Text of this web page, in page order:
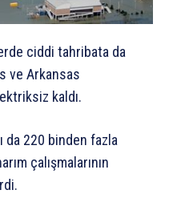
ciddi tahribata da
ve Arkansas
kaldı.
da 220 binden fazla
çalışmalarının